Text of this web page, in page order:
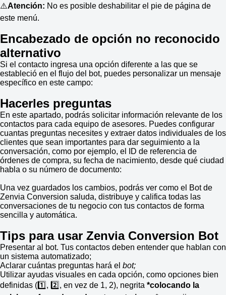
⚠️Atención: No es posible deshabilitar el pie de página de
este menú.
Encabezado de opción no reconocido
alternativo
Si el contacto ingresa una opción diferente a las que se
estableció en el flujo del bot, puedes personalizar un mensaje
específico en este campo:
Hacerles preguntas
En este apartado, podrás solicitar información relevante de los
contactos para cada equipo de asesores. Puedes configurar
cuantas preguntas necesites y extraer datos individuales de los
clientes que sean importantes para dar seguimiento a la
conversación, como por ejemplo, el ID de referencia de
órdenes de compra, su fecha de nacimiento, desde qué ciudad
habla o su número de documento:
Una vez guardados los cambios, podrás ver como el Bot de
Zenvia Conversion saluda, distribuye y califica todas las
conversaciones de tu negocio con tus contactos de forma
sencilla y automática.
Tips para usar Zenvia Conversion Bot
Presentar al bot. Tus contactos deben entender que hablan con
un sistema automatizado;
Aclarar cuántas preguntas hará el bot;
Utilizar ayudas visuales en cada opción, como opciones bien
definidas (1️⃣, 2️⃣, en vez de 1, 2), negrita *colocando la